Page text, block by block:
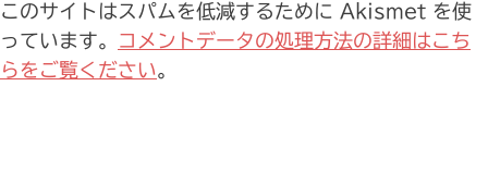
このサイトはスパムを低減するために Akismet を使
っています。
コメントデータの処理方法の詳細はこち
らをご覧ください。